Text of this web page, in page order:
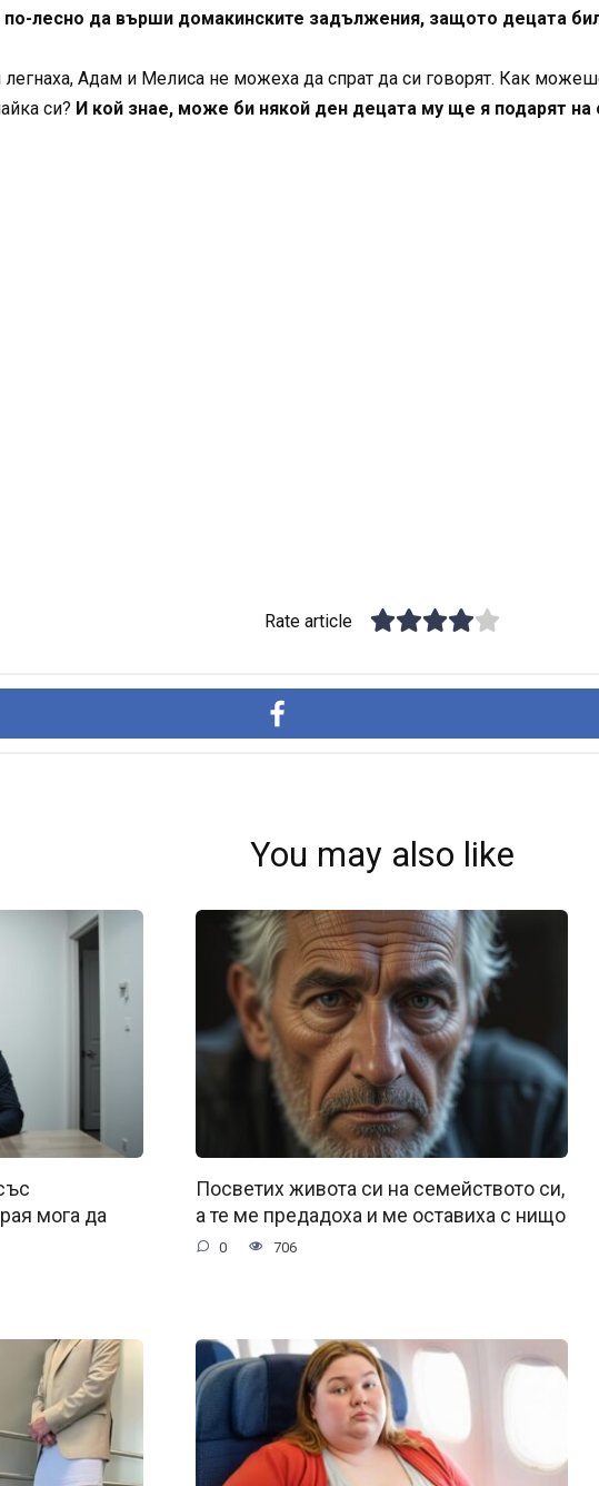
лесно да върши домакинските задължения, защото децата
легнаха, Адам и Мелиса не можеха да спрат да си говорят. Как
си? И кой знае, може би някой ден децата му ще я подарят на
Rate article
You may also like
мога да
Посветих живота си на семейството си,
а те ме предадоха и ме оставиха с нищо
0 706